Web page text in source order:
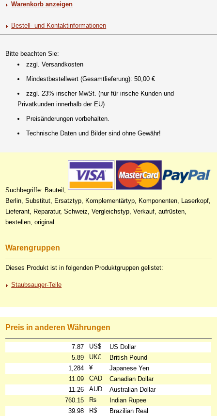
Warenkorb anzeigen
Bestell- und Kontaktinformationen
Bitte beachten Sie:
zzgl. Versandkosten
Mindestbestellwert (Gesamtlieferung): 50,00 €
zzgl. 23% irischer MwSt. (nur für irische Kunden und
Privatkunden innerhalb der EU)
Preisänderungen vorbehalten.
Technische Daten und Bilder sind ohne Gewähr!
Suchbegriffe: Bauteil,
Berlin, Substitut, Ersatztyp, Komplementärtyp, Komponenten, Laserkopf,
Lieferant, Reparatur, Schweiz, Vergleichstyp, Verkauf, aufrüsten,
bestellen, original
Warengruppen
Dieses Produkt ist in folgenden Produktgruppen gelistet:
Staubsauger-Teile
Preis in anderen Währungen
7.87 US$
US Dollar
5.89
UK£
British Pound
1,284
¥
Japanese Yen
11.09
CAD
Canadian Dollar
11.26
AUD
Australian Dollar
760.15
₨
Indian Rupee
39.98
R$
Brazilian Real